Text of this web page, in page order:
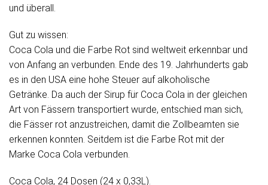
und überall.
Gut zu wissen:
Coca Cola und die Farbe Rot sind weltweit erkennbar und
von Anfang an verbunden. Ende des 19. Jahrhunderts gab
es in den USA eine hohe Steuer auf alkoholische
Getränke. Da auch der Sirup für Coca Cola in der gleichen
Art von Fässern transportiert wurde, entschied man sich,
die Fässer rot anzustreichen, damit die Zollbeamten sie
erkennen konnten. Seitdem ist die Farbe Rot mit der
Marke Coca Cola verbunden.
Coca Cola, 24 Dosen (24 x 0,33L).